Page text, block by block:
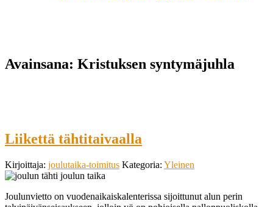
Avainsana: Kristuksen syntymäjuhla
Liikettä tähtitaivaalla
Kirjoittaja: joulutaika-toimitus Kategoria: Yleinen
Joulunvietto on vuodenaikaiskalenterissa sijoittunut alun perin